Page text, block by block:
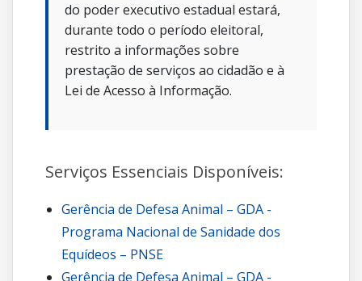
do poder executivo estadual estará,
durante todo o período eleitoral,
restrito a informações sobre
prestação de serviços ao cidadão e à
Lei de Acesso à Informação.
Serviços Essenciais Disponíveis:
Gerência de Defesa Animal – GDA -
Programa Nacional de Sanidade dos
Equídeos – PNSE
Gerência de Defesa Animal – GDA -